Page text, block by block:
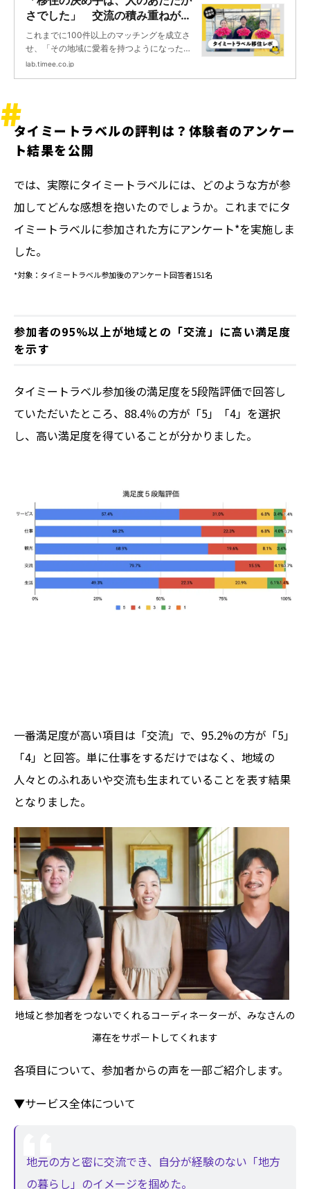
さでした」 交流の積み重ねが、
地域への「愛着」につながる |
タイミーラボ - スキマで働く、世
界が広がる。
これまでに100件以上のマッチングを成立さ
せ、「その地域に愛着を持つようになった」
「もう一度訪れたい」といった感想を寄せて
した。今回編集部は、現地コーディネーター
として受け入れ事業者の確保や参加者サポー
トをしていただいた小松原さんと、スイート
（Garden Works）、そして都農町に移住され
た入江さんのもとを訪れ、移住決断の背景を
取材しました。
lab.timee.co.jp
タイミートラベルの評判は？体験者のアンケー
ト結果を公開
では、実際にタイミートラベルには、どのような方が参
加してどんな感想を抱いたのでしょうか。これまでにタ
イミートラベルに参加された方にアンケート*を実施しま
した。
*対象：タイミートラベル参加後のアンケート回答者151名
参加者の95%以上が地域との「交流」に高い満足度
を示す
タイミートラベル参加後の満足度を5段階評価で回答し
ていただいたところ、88.4％の方が「5」「4」を選択
し、高い満足度を得ていることが分かりました。
一番満足度が高い項目は「交流」で、95.2%の方が「5」
「4」と回答。単に仕事をするだけではなく、地域の
人々とのふれあいや交流も生まれていることを表す結果
となりました。
地域と参加者をつないでくれるコーディネーターが、みなさんの
滞在をサポートしてくれます
各項目について、参加者からの声を一部ご紹介します。
▼サービス全体について
地元の方と密に交流でき、自分が経験のない「地方
の暮らし」のイメージを掴めた。